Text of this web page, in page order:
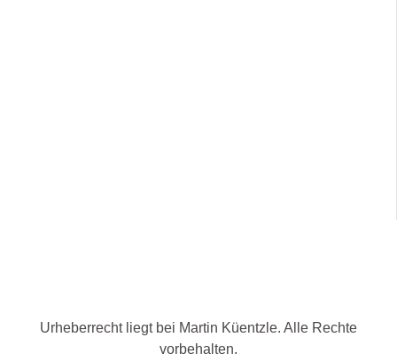
Urheberrecht liegt bei Martin Küentzle. Alle Rechte
vorbehalten.